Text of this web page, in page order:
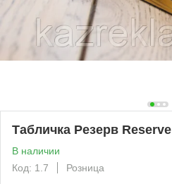
Табличка Резерв Reserve
В наличии
Код: 1.7
Розница